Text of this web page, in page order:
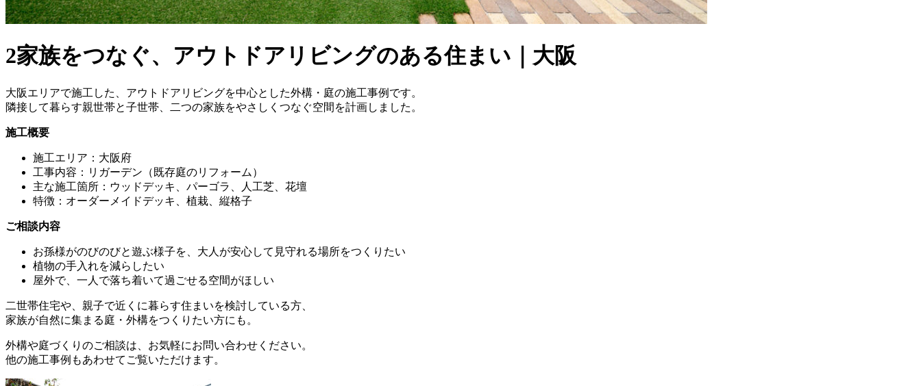
2家族をつなぐ、アウトドアリビングのある住まい｜大阪
大阪エリアで施工した、アウトドアリビングを中心とした外構・庭の施工事例です。
隣接して暮らす親世帯と子世帯、二つの家族をやさしくつなぐ空間を計画しました。
施工概要
施工エリア：大阪府
工事内容：リガーデン（既存庭のリフォーム）
主な施工箇所：ウッドデッキ、パーゴラ、人工芝、花壇
特徴：オーダーメイドデッキ、植栽、縦格子
ご相談内容
お孫様がのびのびと遊ぶ様子を、大人が安心して見守れる場所をつくりたい
植物の手入れを減らしたい
屋外で、一人で落ち着いて過ごせる空間がほしい
二世帯住宅や、親子で近くに暮らす住まいを検討している方、
家族が自然に集まる庭・外構をつくりたい方にも。
外構や庭づくりのご相談は、お気軽にお問い合わせください。
他の施工事例もあわせてご覧いただけます。